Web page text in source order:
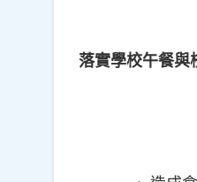
落實學校午餐與